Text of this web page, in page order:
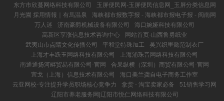
东方市欣蔓网络科技有限公司
玉屏便民网-玉屏便民信息网_玉屏分类信息网
月光園 採用情報｜有馬温泉
海峡都市报数字报 - 海峡都市报电子报 - 闽南网
万人迷
济南豪爵机械设备有限公司
海口婉娅科技有限公司
高新区享涨信息技术咨询中心
网站首页-山西鲁勇纸业
武夷山市点睛文化传播公司
平和堂特殊加工
吴兴织里懿范制衣厂
上海才丰跃玉网络科技有限公司
上海浦珠音网络科技有限公司
南通通扬河畔贸易有限公司-官网
合果纵横（深圳）商贸有限公司-官网
宜戈（上海）信息技术有限公司
海口美兰龚自电子商务工作室
云亚网校-专注提升学员职场核心竞争力
拿货 - 淘宝卖家必备
51销售学习网
辽阳市养老服务网|辽阳市悦仁网络科技有限公司